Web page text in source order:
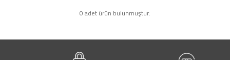
0 adet ürün bulunmuştur.